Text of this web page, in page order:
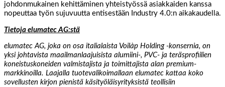
johdonmukainen kehittäminen yhteistyössä asiakkaiden kanssa
nopeuttaa työn sujuvuutta entisestään Industry 4.0:n aikakaudella.
Tietoja elumatec AG:stä
elumatec AG, joka on osa italialaista Voilàp Holding -konsernia, on
yksi johtavista maailmanlaajuisista alumiini-, PVC- ja teräsprofiilien
koneistuskoneiden valmistajista ja toimittajista alan premium-
markkinoilla. Laajalla tuotevalikoimallaan elumatec kattaa koko
sovellusten kirjon pienistä käsityöläisyrityksistä teollisiin